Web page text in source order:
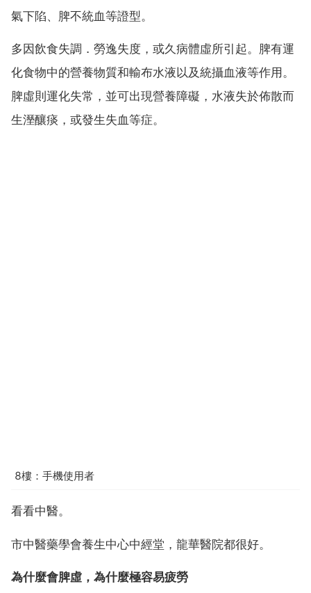
氣下陷、脾不統血等證型。
多因飲食失調．勞逸失度，或久病體虛所引起。脾有運
化食物中的營養物質和輸布水液以及統攝血液等作用。
脾虛則運化失常，並可出現營養障礙，水液失於佈散而
生溼釀痰，或發生失血等症。
8樓：手機使用者
看看中醫。
市中醫藥學會養生中心中經堂，龍華醫院都很好。
為什麼會脾虛，為什麼極容易疲勞